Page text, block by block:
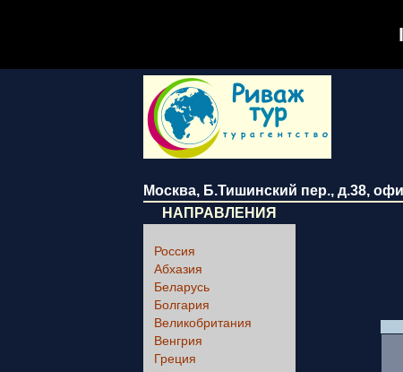
Москва, Б.Тишинский пер., д.38,
НАПРАВЛЕНИЯ
Россия
Абхазия
Беларусь
Болгария
Великобритания
Венгрия
Греция